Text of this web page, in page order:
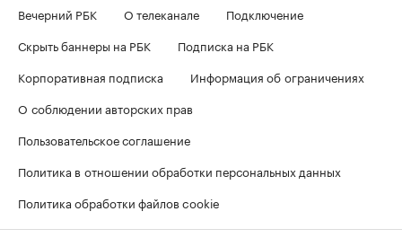
Вечерний РБК
О телеканале
Подключение
Скрыть баннеры на РБК
Подписка на РБК
Корпоративная подписка
Информация об ограничениях
О соблюдении авторских прав
Пользовательское соглашение
Политика в отношении обработки персональных данных
Политика обработки файлов cookie